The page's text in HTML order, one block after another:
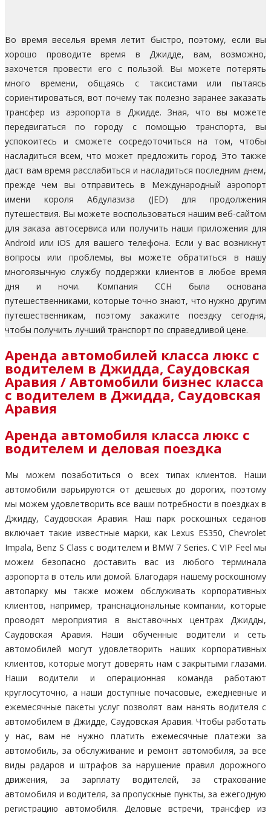
Во время веселья время летит быстро, поэтому, если вы
хорошо проводите время в Джидде, вам, возможно,
захочется провести его с пользой. Вы можете потерять
много времени, общаясь с таксистами или пытаясь
сориентироваться, вот почему так полезно заранее заказать
трансфер из аэропорта в Джидде. Зная, что вы можете
передвигаться по городу с помощью транспорта, вы
успокоитесь и сможете сосредоточиться на том, чтобы
насладиться всем, что может предложить город. Это также
даст вам время расслабиться и насладиться последним днем,
прежде чем вы отправитесь в Международный аэропорт
имени короля Абдулазиза (JED) для продолжения
путешествия. Вы можете воспользоваться нашим веб-сайтом
для заказа автосервиса или получить наши приложения для
Android или iOS для вашего телефона. Если у вас возникнут
вопросы или проблемы, вы можете обратиться в нашу
многоязычную службу поддержки клиентов в любое время
дня и ночи. Компания CCH была основана
путешественниками, которые точно знают, что нужно другим
путешественникам, поэтому закажите поездку сегодня,
чтобы получить лучший транспорт по справедливой цене.
Аренда автомобилей класса люкс с
водителем в Джидда, Саудовская
Аравия / Автомобили бизнес класса
с водителем в Джидда, Саудовская
Аравия
Аренда автомобиля класса люкс с
водителем и деловая поездка
Мы можем позаботиться о всех типах клиентов. Наши
автомобили варьируются от дешевых до дорогих, поэтому
мы можем удовлетворить все ваши потребности в поездках в
Джидду, Саудовская Аравия. Наш парк роскошных седанов
включает такие известные марки, как Lexus ES350, Chevrolet
Impala, Benz S Class с водителем и BMW 7 Series. С VIP Feel мы
можем безопасно доставить вас из любого терминала
аэропорта в отель или домой. Благодаря нашему роскошному
автопарку мы также можем обслуживать корпоративных
клиентов, например, транснациональные компании, которые
проводят мероприятия в выставочных центрах Джидды,
Саудовская Аравия. Наши обученные водители и сеть
автомобилей могут удовлетворить наших корпоративных
клиентов, которые могут доверять нам с закрытыми глазами.
Наши водители и операционная команда работают
круглосуточно, а наши доступные почасовые, ежедневные и
ежемесячные пакеты услуг позволят вам нанять водителя с
автомобилем в Джидде, Саудовская Аравия. Чтобы работать
у нас, вам не нужно платить ежемесячные платежи за
автомобиль, за обслуживание и ремонт автомобиля, за все
виды радаров и штрафов за нарушение правил дорожного
движения, за зарплату водителей, за страхование
автомобиля и водителя, за пропускные пункты, за ежегодную
регистрацию автомобиля. Деловые встречи, трансфер из